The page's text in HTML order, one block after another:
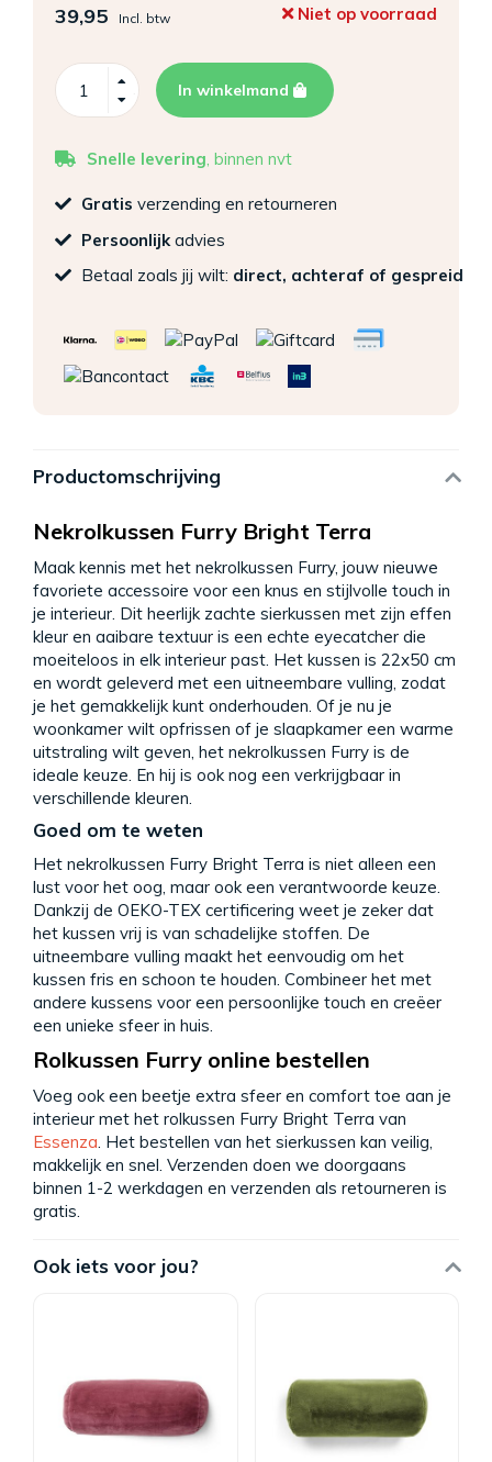
39,95 Incl. btw Niet op voorraad
In winkelmand
Snelle levering, binnen nvt
Gratis verzending en retourneren
Persoonlijk advies
Betaal zoals jij wilt: direct, achteraf of gespreid
Productomschrijving
Nekrolkussen Furry Bright Terra
Maak kennis met het nekrolkussen Furry, jouw nieuwe
favoriete accessoire voor een knus en stijlvolle touch in
je interieur. Dit heerlijk zachte sierkussen met zijn effen
kleur en aaibare textuur is een echte eyecatcher die
moeiteloos in elk interieur past. Het kussen is 22x50 cm
en wordt geleverd met een uitneembare vulling, zodat
je het gemakkelijk kunt onderhouden. Of je nu je
woonkamer wilt opfrissen of je slaapkamer een warme
uitstraling wilt geven, het nekrolkussen Furry is de
ideale keuze. En hij is ook nog een verkrijgbaar in
verschillende kleuren.
Goed om te weten
Het nekrolkussen Furry Bright Terra is niet alleen een
lust voor het oog, maar ook een verantwoorde keuze.
Dankzij de OEKO-TEX certificering weet je zeker dat
het kussen vrij is van schadelijke stoffen. De
uitneembare vulling maakt het eenvoudig om het
kussen fris en schoon te houden. Combineer het met
andere kussens voor een persoonlijke touch en creëer
een unieke sfeer in huis.
Rolkussen Furry online bestellen
Voeg ook een beetje extra sfeer en comfort toe aan je
interieur met het rolkussen Furry Bright Terra van
Essenza . Het bestellen van het sierkussen kan veilig,
makkelijk en snel. Verzenden doen we doorgaans
binnen 1-2 werkdagen en verzenden als retourneren is
gratis.
Ook iets voor jou?